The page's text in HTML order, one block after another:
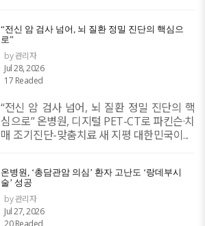
“전신 암 검사 넘어, 뇌 질환 정밀 진단의 핵심으
로”
by 관리자
Jul 28, 2026
17 Readed
“전신 암 검사 넘어, 뇌 질환 정밀 진단의 핵
심으로” 온병원, 디지털 PET-CT로 파킨슨·치
매 조기진단-맞춤치료 새 지평 대한민국이...
온병원, ‘총담관암 의심’ 환자 고난도 ‘랑데부시
술’ 성공
by 관리자
Jul 27, 2026
20 Readed